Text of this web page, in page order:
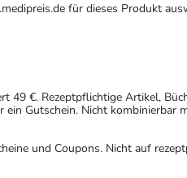
für dieses Produkt
49 €. Rezeptpflichtige Artikel,
Gutschein. Nicht kombinierbar
und Coupons. Nicht auf